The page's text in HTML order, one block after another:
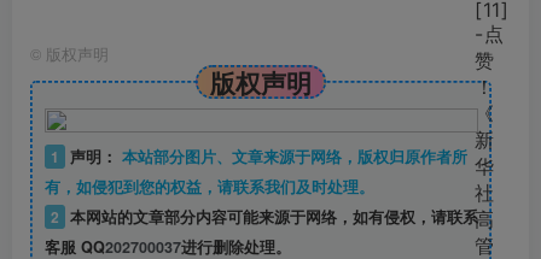
© 版权声明
版权声明
1 声明： 本站部分图片、文章来源于网络，版权归原作者所
有，如侵犯到您的权益，请联系我们及时处理。
2 本网站的文章部分内容可能来源于网络，如有侵权，请联系
客服 QQ202700037进行删除处理。